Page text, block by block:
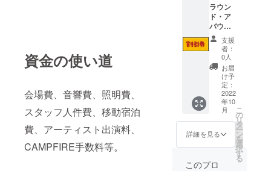
資金の使い道
会場費、音響費、照明費、
スタッフ人件費、移動宿泊
費、アーティスト出演料、
CAMPFIRE手数料等。
ラウン
ド・ア
バウト
公演共
有割引
券1000
円
支援
者：
0人
お届
け予
定：
2022
年10
月
詳細を見る
こ
の
リ
タ
ー
ン
を
選
択
す
る
このプロ